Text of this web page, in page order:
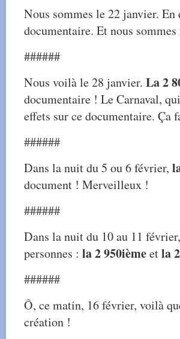
Nous sommes le 22 janvier. En
documentaire. Et nous sommes
######
Nous voilà le 28 janvier. La 2
documentaire ! Le Carnaval,
effets sur ce documentaire. Ça
######
Dans la nuit du 5 ou 6 février,
document ! Merveilleux !
######
Dans la nuit du 10 au 11
personnes : la 2 950ièmeetla
######
Ô, ce matin, 16 février, voilà
création !